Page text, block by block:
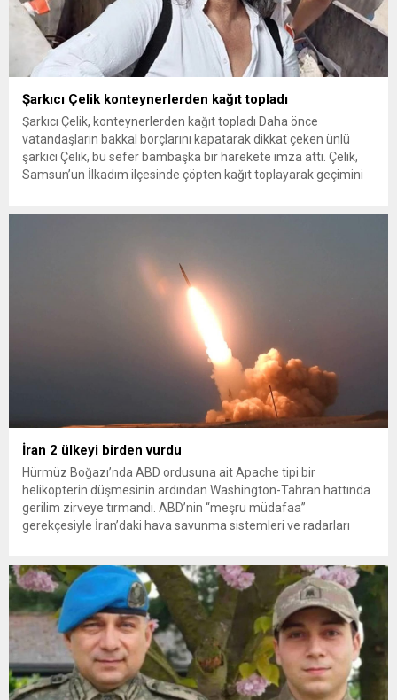
Şarkıcı Çelik konteynerlerden kağıt topladı
Şarkıcı Çelik, konteynerlerden kağıt topladı Daha önce
vatandaşların bakkal borçlarını kapatarak dikkat çeken ünlü
şarkıcı Çelik, bu sefer bambaşka bir harekete imza attı. Çelik,
Samsun’un İlkadım ilçesinde çöpten kağıt toplayarak geçimini
İran 2 ülkeyi birden vurdu
Hürmüz Boğazı’nda ABD ordusuna ait Apache tipi bir
helikopterin düşmesinin ardından Washington-Tahran hattında
gerilim zirveye tırmandı. ABD’nin “meşru müdafaa”
gerekçesiyle İran’daki hava savunma sistemleri ve radarları
yeni bir ABD saldırısına anında yanıt verileceğini duyurdu....